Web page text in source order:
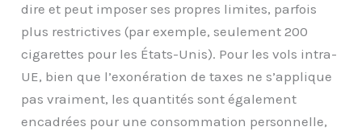
dire et peut imposer ses propres limites, parfois
plus restrictives (par exemple, seulement 200
cigarettes pour les États-Unis). Pour les vols intra-
UE, bien que l’exonération de taxes ne s’applique
pas vraiment, les quantités sont également
encadrées pour une consommation personnelle,